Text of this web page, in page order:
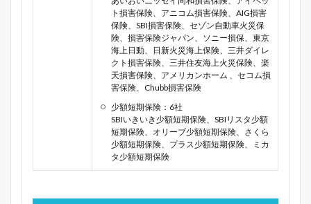
ト損害保険、アニコム損害保険、AIG損害
保険、SBI損害保険、セゾン自動車火災保
険、損害保険ジャパン、ソニー損保、東京
海上日動、日新火災海上保険、三井ダイレ
クト損害保険、三井住友海上火災保険、楽
天損害保険、アメリカンホーム 、セコム損
害保険、Chubb損害保険
少額短期保険：6社
SBIいきいき少額短期保険、SBIリスタ少額
短期保険、オリーブ少額短期保険、さくら
少額短期保険、プラス少額短期保険、ミカ
タ少額短期保険